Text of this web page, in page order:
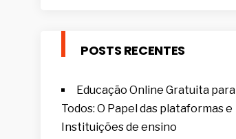
POSTS RECENTES
Educação Online Gratuita para
Todos: O Papel das plataformas e
Instituições de ensino